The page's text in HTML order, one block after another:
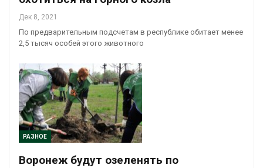
Дек 8, 2021
По предварительным подсчетам в республике обитает менее
2,5 тысяч особей этого животного
РАЗНОЕ
Воронеж будут озеленять по